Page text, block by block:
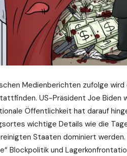
Medienberichten zufolge
US-Präsident Joe Biden
Öffentlichkeit hat darauf
wichtige Details wie die
Staaten dominiert
Blockpolitik und